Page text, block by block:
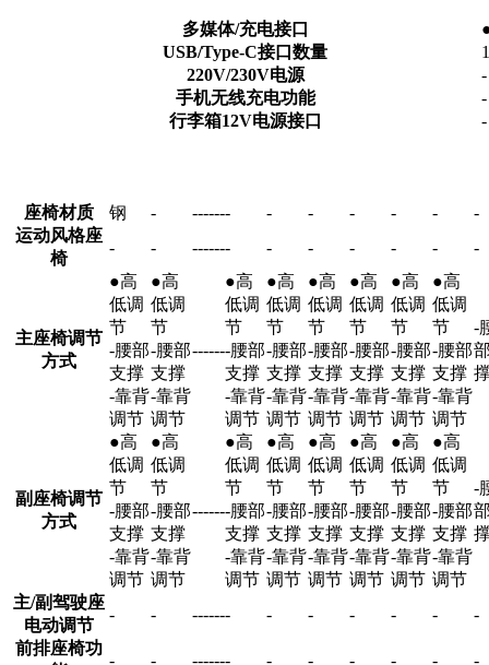
多媒体/充电接口
USB/Type-C接口数量
1
220V/230V电源
-
手机无线充电功能
-
行李箱12V电源接口
-
座椅材质 钢 - ------- - - - - -
-
运动风格座
椅
- - ------- - - - - - -
主座椅调节
方式
●高
低调
节
-腰部
支撑
-靠背
调节
●高
低调
节
-腰部
支撑
-靠背
调节
------
●高
低调
节
-腰部
支撑
-靠背
调节
●高
低调
节
-腰部
支撑
-靠背
调节
●高
低调
节
-腰部
支撑
-靠背
调节
●高
低调
节
-腰部
支撑
-靠背
调节
●高
低调
节
-腰部
支撑
-靠背
调节
●高
低调
节
-腰部
支撑
-靠背
调节
-
副座椅调节
方式
●高
低调
节
-腰部
支撑
-靠背
调节
●高
低调
节
-腰部
支撑
-靠背
调节
------
●高
低调
节
-腰部
支撑
-靠背
调节
●高
低调
节
-腰部
支撑
-靠背
调节
●高
低调
节
-腰部
支撑
-靠背
调节
●高
低调
节
-腰部
支撑
-靠背
调节
●高
低调
节
-腰部
支撑
-靠背
调节
●高
低调
节
-腰部
支撑
-靠背
调节
-
主/副驾驶座
电动调节
- - ------- - - - - -
-
前排座椅功
- - ------- - - - - - -